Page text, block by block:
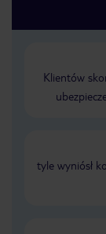
Klientów
tyle wyniósł